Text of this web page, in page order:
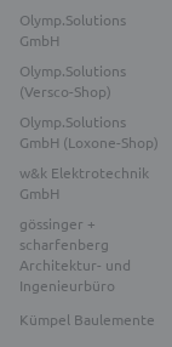
Olymp.Solutions
GmbH
Olymp.Solutions
(Versco-Shop)
Olymp.Solutions
GmbH (Loxone-Shop)
w&k Elektrotechnik
GmbH
gössinger +
scharfenberg
Architektur- und
Ingenieurbüro
Kümpel Baulemente